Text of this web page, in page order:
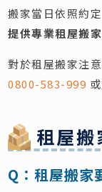
搬家當日依照約
提供專業租屋搬
對於租屋搬家注
0800-583-999
租屋搬
Q：租屋搬家